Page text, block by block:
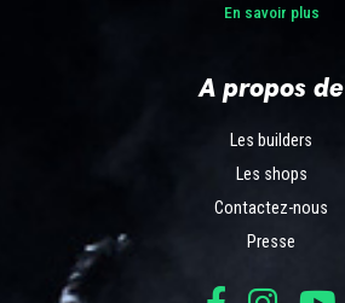
En savoir plus
A propos de
Les builders
Les shops
Contactez-nous
Presse